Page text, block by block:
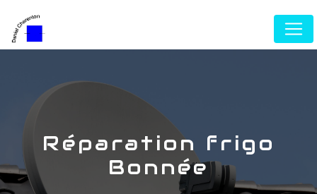
réparation frigo
Bonnée